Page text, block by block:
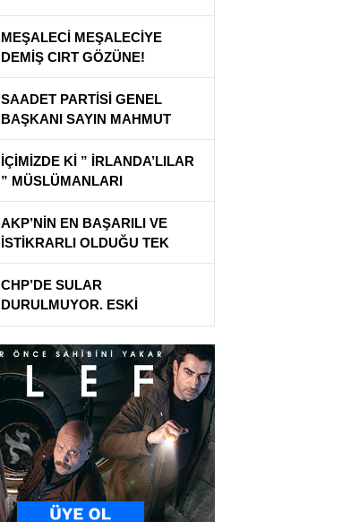
MEŞALECİ MEŞALECİYE
DEMİŞ CIRT GÖZÜNE!
SAADET PARTİSİ GENEL
BAŞKANI SAYIN MAHMUT
ARIKAN ” BU ÜLKE SAHİPSİZ
DEĞİL ”
İÇİMİZDE Kİ ” İRLANDA’LILAR
” MÜSLÜMANLARI
TUTUKLANMALARI ÜZERE
MAHKEMEYE SEVK ETTİLER!
AKP’NİN EN BAŞARILI VE
İSTİKRARLI OLDUĞU TEK
ALAN! ZAM ZAM VE ZAM HEM
BENZİM VE HEM DE
MOTORİNE YİNE ZAM
CHP’DE SULAR
DURULMUYOR. ESKİ
DELEGELERDEN CHP
KURULTAY’INA BİR KEZ DAHA
İPTAL DAVASI!